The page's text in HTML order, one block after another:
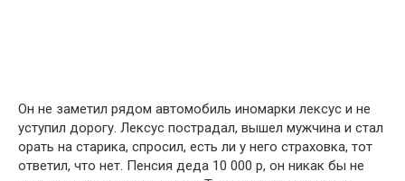
Он не заметил рядом автомобиль иномарки лексус и не
уступил дорогу. Лексус пострадал, вышел мужчина и стал
орать на старика, спросил, есть ли у него страховка, тот
ответил, что нет. Пенсия деда 10 000 р, он никак бы не